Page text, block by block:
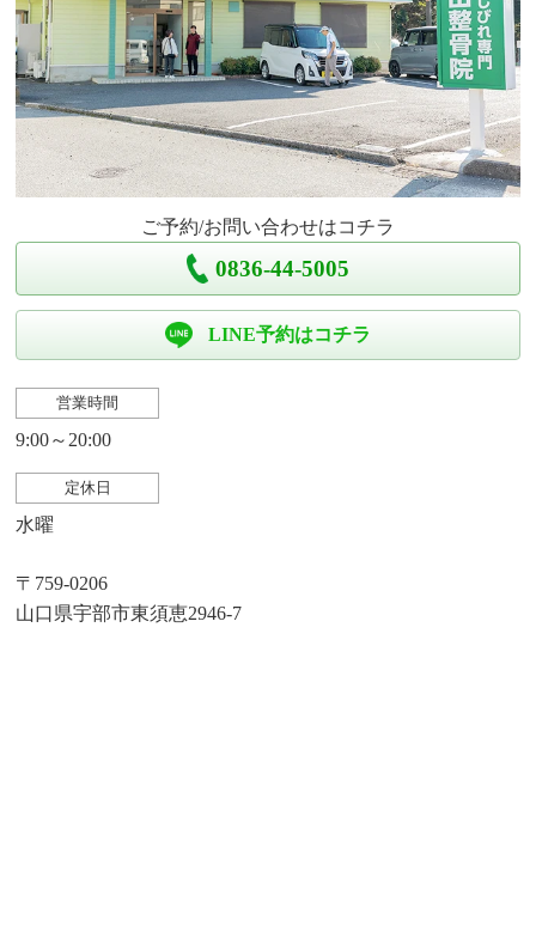
ご予約/お問い合わせはコチラ
0836-44-5005
LINE予約はコチラ
営業時間
9:00～20:00
定休日
水曜
〒759-0206
山口県宇部市東須恵2946-7